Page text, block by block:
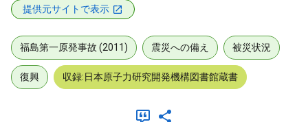
提供元サイトで表示
福島第一原発事故 (2011) 震災への備え 被災状況
復興 収録:日本原子力研究開発機構図書館蔵書